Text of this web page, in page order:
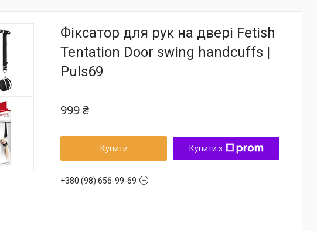
Фіксатор для рук на двері Fetish
Tentation Door swing handcuffs |
Puls69
999 ₴
Купити Купити з
+380 (98) 656-99-69